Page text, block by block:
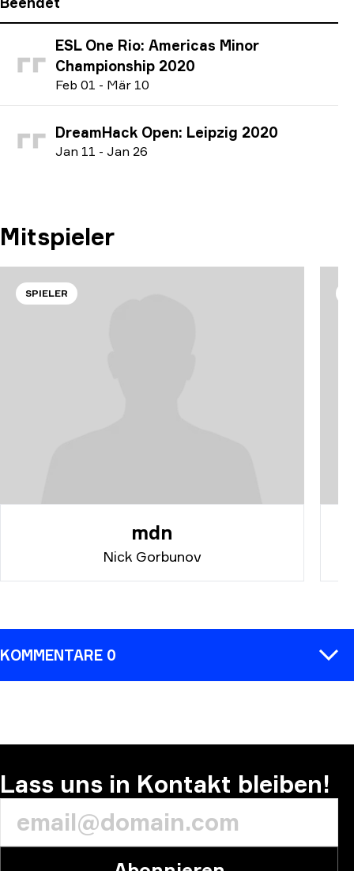
ESL One Rio: Americas Minor
Championship 2020
Feb 01 - Mär 10
DreamHack Open: Leipzig 2020
Jan 11 - Jan 26
Mitspieler
SPIELER
mdn
Nick Gorbunov
KOMMENTARE 0
Lass uns in Kontakt bleiben!